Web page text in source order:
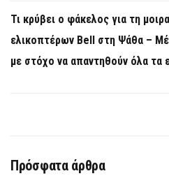
Τι κρύβει ο φάκελος για τη
ελικοπτέρων Bell στη Ψάθα –
με στόχο να απαντηθούν όλα τα
Πρόσφατα άρθρα